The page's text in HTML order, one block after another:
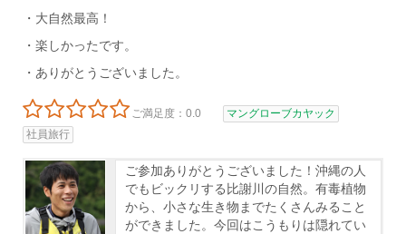
・大自然最高！
・楽しかったです。
・ありがとうございました。
ご満足度：0.0
マングローブカヤック
社員旅行
ご参加ありがとうございました！沖縄の人
でもビックリする比謝川の自然。有毒植物
から、小さな生き物までたくさんみること
ができました。今回はこうもりは隠れてい